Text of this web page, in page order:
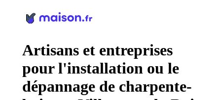
Artisans et entreprises
pour l'installation ou le
dépannage de charpente-